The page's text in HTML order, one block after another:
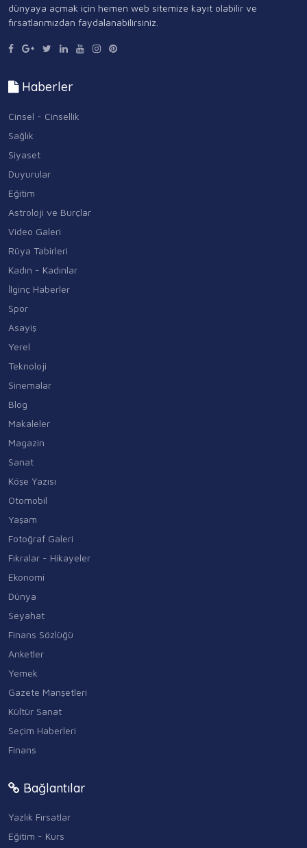
dünyaya açmak için hemen web sitemize kayıt olabilir ve
fırsatlarımızdan faydalanabilirsiniz.
Haberler
Cinsel - Cinsellik
Sağlık
Siyaset
Duyurular
Eğitim
Astroloji ve Burçlar
Video Galeri
Rüya Tabirleri
Kadın - Kadınlar
İlginç Haberler
Spor
Asayiş
Yerel
Teknoloji
Sinemalar
Blog
Makaleler
Magazin
Sanat
Köşe Yazısı
Otomobil
Yaşam
Fotoğraf Galeri
Fıkralar - Hikayeler
Ekonomi
Dünya
Seyahat
Finans Sözlüğü
Anketler
Yemek
Gazete Manşetleri
Kültür Sanat
Seçim Haberleri
Finans
Bağlantılar
Yazlık Fırsatlar
Eğitim - Kurs